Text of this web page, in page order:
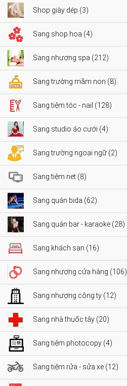
Shop giày dép (3)
Sang shop hoa (4)
Sang nhượng spa (212)
Sang trường mầm non (8)
Sang tiệm tóc - nail (128)
Sang studio áo cưới (4)
Sang trường ngoại ngữ (2)
Sang tiệm net (8)
Sang quán bida (62)
Sang quán bar - karaoke (28)
Sang khách sạn (16)
Sang nhượng cửa hàng (106)
Sang nhượng công ty (12)
Sang nhà thuốc tây (20)
Sang tiệm photocopy (4)
Sang tiệm rửa - sửa xe (12)